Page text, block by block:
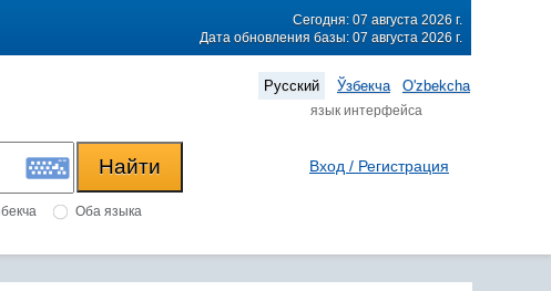
Сегодня: 07 августа 2026 г.
Дата обновления базы: 07 августа 2026 г.
Русский Ўзбекча O'zbekcha
язык интерфейса
Оба языка
Вход / Регистрация